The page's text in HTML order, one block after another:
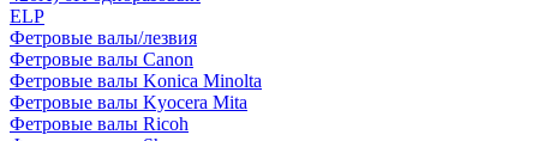
ELP
Фетровые валы/лезвия
Фетровые валы Canon
Фетровые валы Konica Minolta
Фетровые валы Kyocera Mita
Фетровые валы Ricoh